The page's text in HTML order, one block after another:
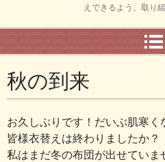
えできるよう、取り
秋の到来
お久しぶりです！だいぶ肌寒く
皆様衣替えは終わりましたか？
私はまだ冬の布団が出せていま